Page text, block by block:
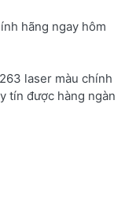
hãng ngay hôm
laser màu chính
tín được hàng ngàn